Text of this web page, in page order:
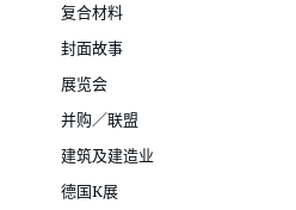
复合材料
封面故事
展览会
并购／联盟
建筑及建造业
德国K展